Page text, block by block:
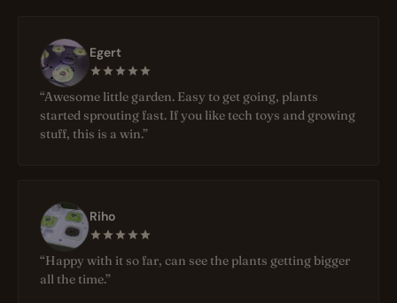
Egert
“Awesome little garden. Easy to get going, plants
started sprouting fast. If you like tech toys and growing
stuff, this is a win.”
Riho
“Happy with it so far, can see the plants getting bigger
all the time.”